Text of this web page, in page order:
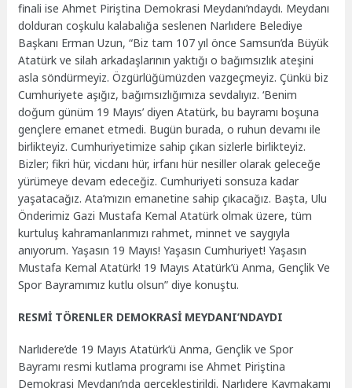
finali ise Ahmet Piriştina Demokrasi Meydanı’ndaydı. Meydanı
dolduran coşkulu kalabalığa seslenen Narlıdere Belediye
Başkanı Erman Uzun, “Biz tam 107 yıl önce Samsun’da Büyük
Atatürk ve silah arkadaşlarının yaktığı o bağımsızlık ateşini
asla söndürmeyiz. Özgürlüğümüzden vazgeçmeyiz. Çünkü biz
Cumhuriyete aşığız, bağımsızlığımıza sevdalıyız. ‘Benim
doğum günüm 19 Mayıs’ diyen Atatürk, bu bayramı boşuna
gençlere emanet etmedi. Bugün burada, o ruhun devamı ile
birlikteyiz. Cumhuriyetimize sahip çıkan sizlerle birlikteyiz.
Bizler; fikri hür, vicdanı hür, irfanı hür nesiller olarak geleceğe
yürümeye devam edeceğiz. Cumhuriyeti sonsuza kadar
yaşatacağız. Ata’mızın emanetine sahip çıkacağız. Başta, Ulu
Önderimiz Gazi Mustafa Kemal Atatürk olmak üzere, tüm
kurtuluş kahramanlarımızı rahmet, minnet ve saygıyla
anıyorum. Yaşasın 19 Mayıs! Yaşasın Cumhuriyet! Yaşasın
Mustafa Kemal Atatürk! 19 Mayıs Atatürk’ü Anma, Gençlik Ve
Spor Bayramımız kutlu olsun” diye konuştu.
RESMİ TÖRENLER DEMOKRASİ MEYDANI’NDAYDI
Narlıdere’de 19 Mayıs Atatürk’ü Anma, Gençlik ve Spor
Bayramı resmi kutlama programı ise Ahmet Piriştina
Demokrasi Meydanı’nda gerçekleştirildi. Narlıdere Kaymakamı